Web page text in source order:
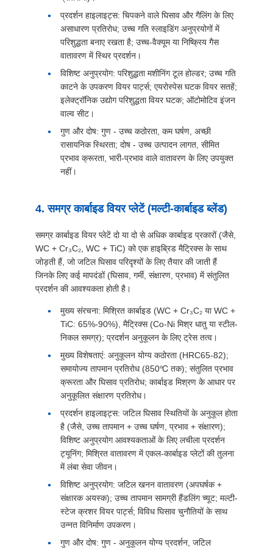
प्रदर्शन हाइलाइट्स: चिपकने वाले घिसाव और गैलिंग के लिए
असाधारण प्रतिरोध; उच्च गति स्लाइडिंग अनुप्रयोगों में
परिशुद्धता बनाए रखता है; उच्च-वैक्यूम या निष्क्रिय गैस
वातावरण में स्थिर प्रदर्शन।
विशिष्ट अनुप्रयोग: परिशुद्धता मशीनिंग टूल होल्डर; उच्च गति
काटने के उपकरण वियर पार्ट्स; एयरोस्पेस घटक वियर सतहें;
इलेक्ट्रॉनिक उद्योग परिशुद्धता वियर घटक; ऑटोमोटिव इंजन
वाल्व सीट।
गुण और दोष: गुण - उच्च कठोरता, कम घर्षण, अच्छी
रासायनिक स्थिरता; दोष - उच्च उत्पादन लागत, सीमित
प्रभाव क्रूरता, भारी-प्रभाव वाले वातावरण के लिए उपयुक्त
नहीं।
4. समग्र कार्बाइड वियर प्लेटें (मल्टी-कार्बाइड ब्लेंड)
समग्र कार्बाइड वियर प्लेटें दो या दो से अधिक कार्बाइड प्रकारों (जैसे,
WC + Cr₃C₂, WC + TiC) को एक हाइब्रिड मैट्रिक्स के साथ
जोड़ती हैं, जो जटिल घिसाव परिदृश्यों के लिए तैयार की जाती हैं
जिनके लिए कई मापदंडों (घिसाव, गर्मी, संक्षारण, प्रभाव) में संतुलित
प्रदर्शन की आवश्यकता होती है।
मुख्य संरचना: मिश्रित कार्बाइड (WC + Cr₃C₂ या WC +
TiC: 65%-90%), मैट्रिक्स (Co-Ni मिश्र धातु या स्टील-
निकल समग्र); प्रदर्शन अनुकूलन के लिए ट्रेस तत्व।
मुख्य विशेषताएं: अनुकूलन योग्य कठोरता (HRC65-82);
समायोज्य तापमान प्रतिरोध (850℃ तक); संतुलित प्रभाव
क्रूरता और घिसाव प्रतिरोध; कार्बाइड मिश्रण के आधार पर
अनुकूलित संक्षारण प्रतिरोध।
प्रदर्शन हाइलाइट्स: जटिल घिसाव स्थितियों के अनुकूल होता
है (जैसे, उच्च तापमान + उच्च घर्षण, प्रभाव + संक्षारण);
विशिष्ट अनुप्रयोग आवश्यकताओं के लिए लचीला प्रदर्शन
ट्यूनिंग; मिश्रित वातावरण में एकल-कार्बाइड प्लेटों की तुलना
में लंबा सेवा जीवन।
विशिष्ट अनुप्रयोग: जटिल खनन वातावरण (अपघर्षक +
संक्षारक अयस्क); उच्च तापमान सामग्री हैंडलिंग च्यूट; मल्टी-
स्टेज क्रशर वियर पार्ट्स; विविध घिसाव चुनौतियों के साथ
उन्नत विनिर्माण उपकरण।
गुण और दोष: गुण - अनुकूलन योग्य प्रदर्शन, जटिल